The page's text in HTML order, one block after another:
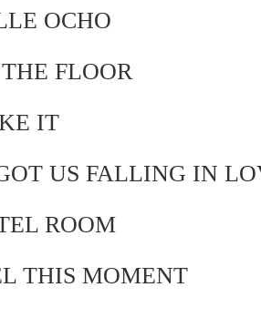
OCHO
FLOOR
IT
US FALLING IN
ROOM
THIS MOMENT